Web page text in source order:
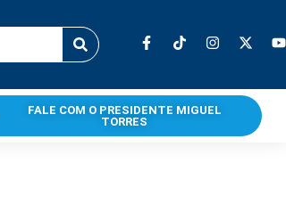
FALE COM O PRESIDENTE MIGUEL
TORRES